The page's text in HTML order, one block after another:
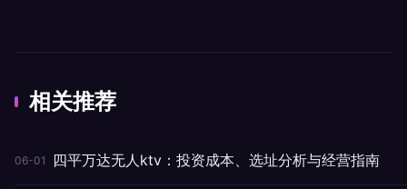
相关推荐
06-01 四平万达无人ktv：投资成本、选址分析与经营指南